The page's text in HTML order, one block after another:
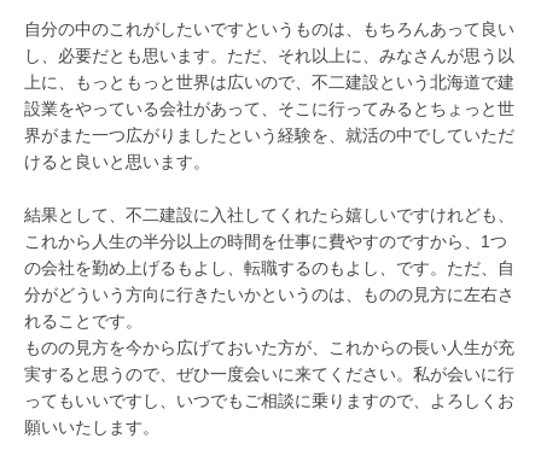
自分の中のこれがしたいですというものは、もちろんあって良い
し、必要だとも思います。ただ、それ以上に、みなさんが思う以
上に、もっともっと世界は広いので、不二建設という北海道で建
設業をやっている会社があって、そこに行ってみるとちょっと世
界がまた一つ広がりましたという経験を、就活の中でしていただ
けると良いと思います。
結果として、不二建設に入社してくれたら嬉しいですけれども、
これから人生の半分以上の時間を仕事に費やすのですから、1つ
の会社を勤め上げるもよし、転職するのもよし、です。ただ、自
分がどういう方向に行きたいかというのは、ものの見方に左右さ
れることです。
ものの見方を今から広げておいた方が、これからの長い人生が充
実すると思うので、ぜひ一度会いに来てください。私が会いに行
ってもいいですし、いつでもご相談に乗りますので、よろしくお
願いいたします。